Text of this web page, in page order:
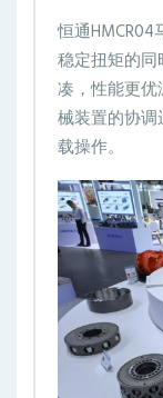
恒通HMCR04
稳定扭矩的
凑，性能更
械装置的协
载操作。